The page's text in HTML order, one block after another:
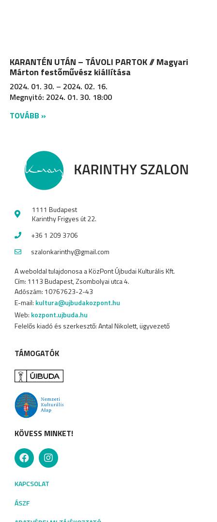
KARANTÉN UTÁN ­– TÁVOLI PARTOK // Magyari
Márton festőművész kiállítása
2024. 01. 30. – 2024. 02. 16.
Megnyitó: 2024. 01. 30. 18:00
TOVÁBB »
1111 Budapest
Karinthy Frigyes út 22.
+36 1 209 3706
szalonkarinthy@gmail.com
A weboldal tulajdonosa a KözPont Újbudai Kulturális Kft.
Cím: 1113 Budapest, Zsombolyai utca 4.
Adószám: 10767623-2-43
E-mail: kultura@ujbudakozpont.hu
Web: kozpont.ujbuda.hu
Felelős kiadó és szerkesztő: Antal Nikolett, ügyvezető
TÁMOGATÓK
KÖVESS MINKET!
KAPCSOLAT
ÁSZF